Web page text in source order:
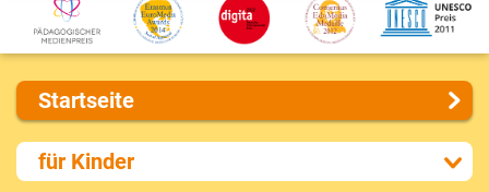
Startseite
Über uns
Presse
für Kinder